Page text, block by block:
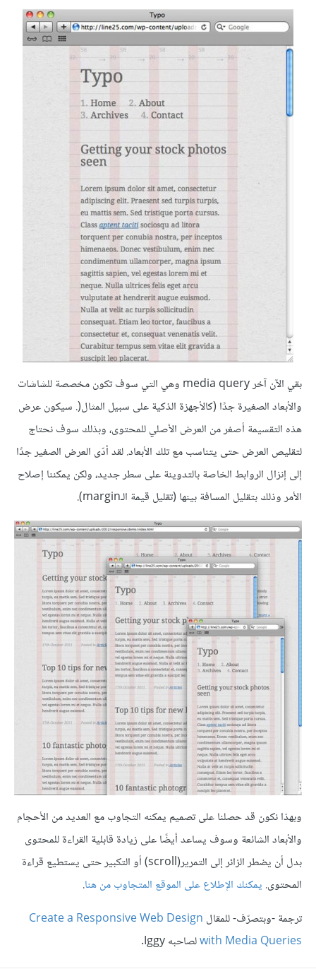
بقي الآن آخر media query وهي التي سوف تكون مخصصة للشاشات
والأبعاد الصغيرة جدًا (كالأجهزة الذكية على سبيل المثال(. سيكون عرض
هذه التقسيمة أصغر من العرض الأصلي للمحتوى، وبذلك سوف نحتاج
لتقليص العرض حتى يتناسب مع تلك الأبعاد. لقد أدّى العرض الصغير جدًا
إلى إنزال الروابط الخاصة بالتدوينة على سطر جديد، ولكن يمكننا إصلاح
الأمر وذلك بتقليل المسافة بينها (تقليل قيمة الـmargin).
وبهذا نكون قد حصلنا على تصميم يمكنه التجاوب مع العديد من الأحجام
والأبعاد الشائعة وسوف يساعد أيضًا على زيادة قابلية القراءة للمحتوى
بدل أن يضطر الزائر إلى التمرير(scroll) أو التكبير حتى يستطيع قراءة
المحتوى. يمكنك الإطلاع على الموقع المتجاوب من هنا.
ترجمة -وبتصرّف- للمقال Create a Responsive Web Design
with Media Queriesلصاحبه Iggy.